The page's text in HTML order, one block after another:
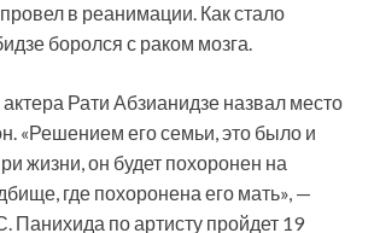
в реанимации. Как стало
боролся с раком мозга.
Рати Абзианидзе назвал место
«Решением его семьи, это было и
жизни, он будет похоронен на
где похоронена его мать», —
Панихида по артисту пройдет 19